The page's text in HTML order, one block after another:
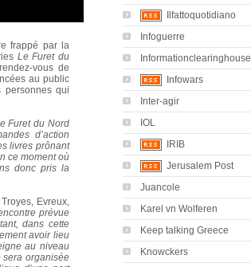
Ilfattoquotidiano
Infoguerre
Informationclearinghouse
Infowars
Inter-agir
IOL
IRIB
Jerusalem Post
Juancole
Karel vn Wolferen
Keep talking Greece
Knowckers
frappé par la
Le Furet du
vous de
au public
personnes qui
Furet du Nord
d’action
livres prônant
ce moment où
donc pris la
Evreux,
prévue
dans cette
avoir lieu
au niveau
sera organisée